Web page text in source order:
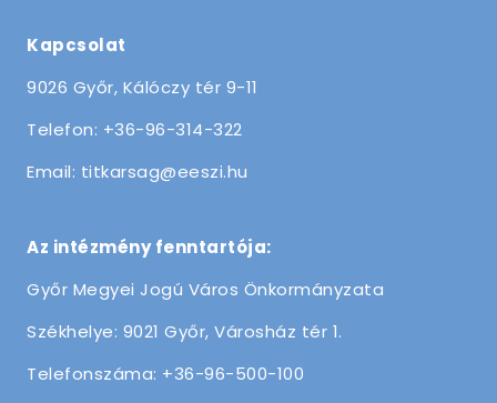
Kapcsolat
9026 Győr, Kálóczy tér 9-11
Telefon: +36-96-314-322
Email: titkarsag@eeszi.hu
Az intézmény fenntartója:
Győr Megyei Jogú Város Önkormányzata
Székhelye: 9021 Győr, Városház tér 1.
Telefonszáma: +36-96-500-100